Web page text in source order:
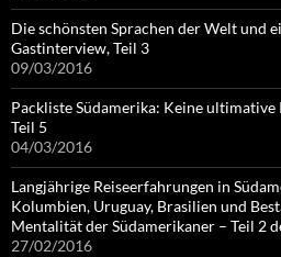
Die schönsten Sprachen der Welt und
Gastinterview, Teil 3
09/03/2016
Packliste Südamerika: Keine
Teil 5
04/03/2016
Langjährige Reiseerfahrungen in
Kolumbien, Uruguay, Brasilien und
Mentalität der Südamerikaner – Teil 2
27/02/2016